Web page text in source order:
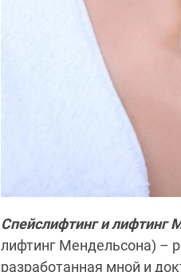
Спейслифтинг и лифтинг
лифтинг Мендельсона) –
разработанная мной и